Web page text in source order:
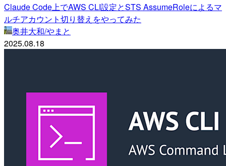
Claude Code上でAWS CLI設定とSTS AssumeRoleによるマ
ルチアカウント切り替えをやってみた
奥井大和/やまと
2025.08.18